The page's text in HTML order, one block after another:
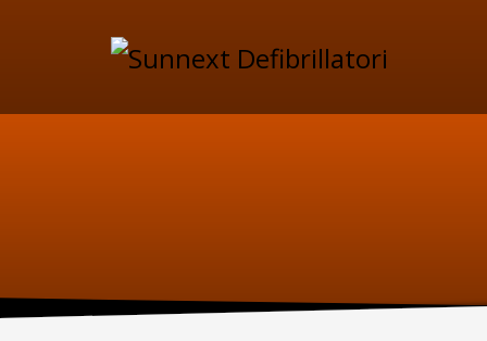
per il